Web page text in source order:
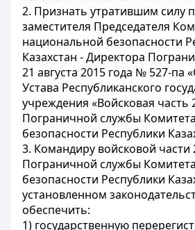
2. Признать утратившим силу
заместителя Председателя
национальной безопасности
Казахстан - Директора
21 августа 2015 года № 527-па
Устава Республиканского
учреждения «Войсковая часть
Пограничной службы
безопасности Республики
3. Командиру войсковой части
Пограничной службы
безопасности Республики
установленном
обеспечить:
1) государственную